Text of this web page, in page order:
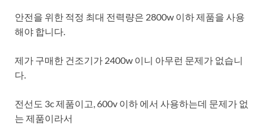
안전을 위한 적정 최대 전력량은 2800w 이하 제품을 사용
해야 합니다.
제가 구매한 건조기가 2400w 이니 아무런 문제가 없습니
다.
전선도 3c 제품이고, 600v 이하 에서 사용하는데 문제가 없
는 제품이라서